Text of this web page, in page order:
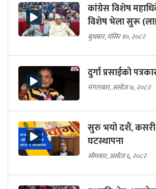
कांग्रेस विशेष
विशेष भेला सुरू
बुधबार, मंसिर १०, २०८२
दुर्गा प्रसाईको
मंगलबार, असोज ७, २०८२
सुरु भयो दशैं, कसरी
घटस्थापना
सोमबार, असोज ६, २०८२